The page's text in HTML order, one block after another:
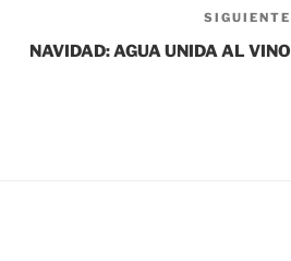
SIGUIENTE
NAVIDAD: AGUA UNIDA AL VINO